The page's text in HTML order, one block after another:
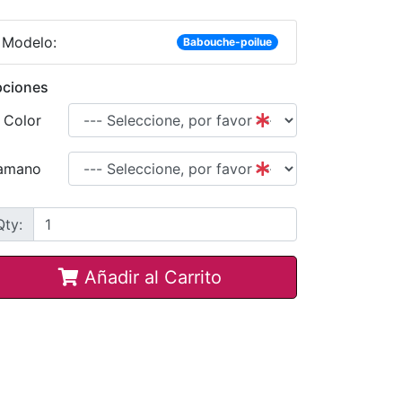
Modelo: Babouche-poilue
Color
Añadir al Carrito